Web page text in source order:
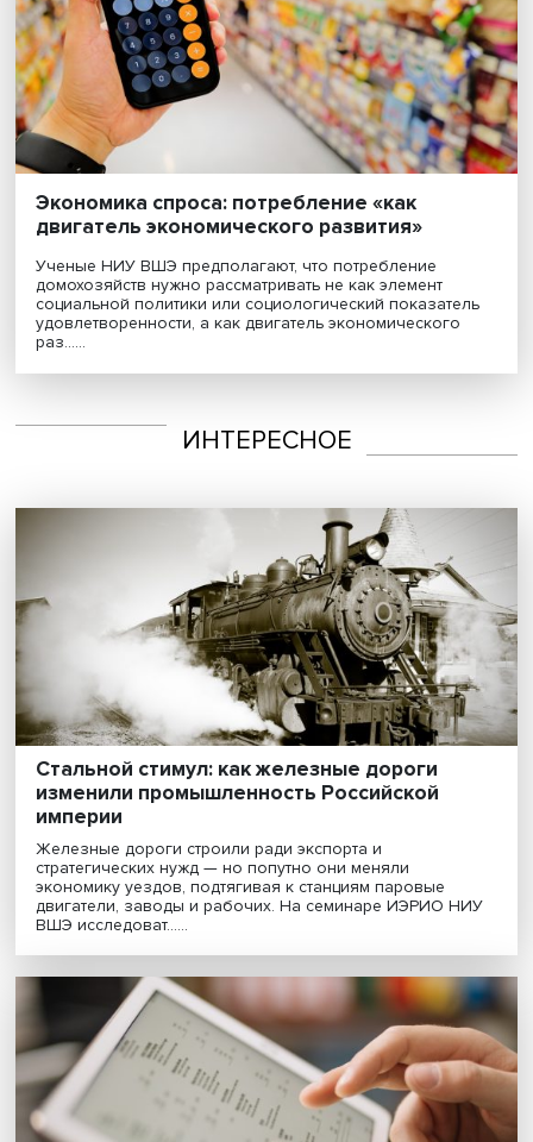
Экономика спроса: потребление «как
Ученые НИУ ВШЭ предполагают, что потребление
домохозяйств нужно рассматривать не как элемент
социальной политики или социологический
удовлетворенности, а как двигатель экономического
ИНТЕРЕСНОЕ
Стальной стимул: как железные дороги